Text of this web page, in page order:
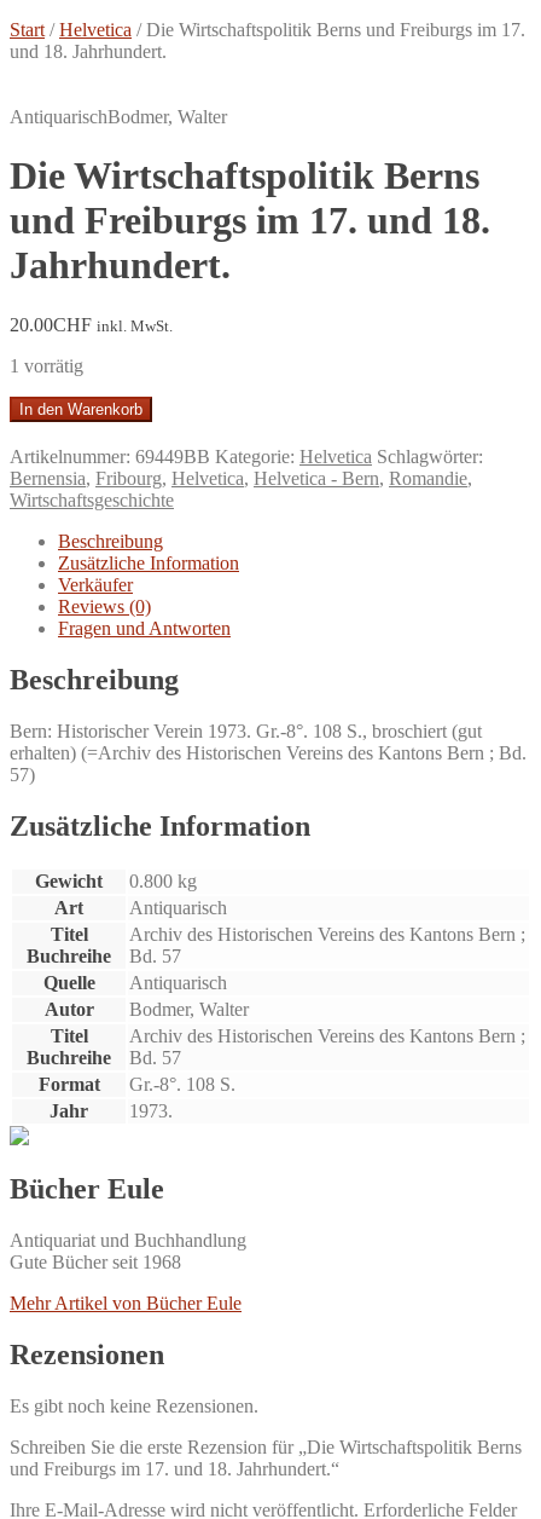
Start /Helvetica /Die Wirtschaftspolitik Berns und Freiburgs im 17.
und 18. Jahrhundert.
AntiquarischBodmer, Walter
Die Wirtschaftspolitik Berns
und Freiburgs im 17. und 18.
Jahrhundert.
20.00CHF inkl. MwSt.
1 vorrätig
Die
Wirtschaftspolitik
Berns
und
Freiburgs
im
Jahrhundert.
Menge
In den Warenkorb
Artikelnummer: 69449BB Kategorie: Helvetica Schlagwörter:
Bernensia, Fribourg, Helvetica, Helvetica - Bern, Romandie,
Wirtschaftsgeschichte
Beschreibung
Zusätzliche Information
Verkäufer
Reviews (0)
Fragen und Antworten
Beschreibung
Bern: Historischer Verein 1973. Gr.-8°. 108 S., broschiert (gut
erhalten) (=Archiv des Historischen Vereins des Kantons Bern ; Bd.
57)
Zusätzliche Information
Gewicht
0.800 kg
Art
Antiquarisch
Titel
Buchreihe
Archiv des Historischen Vereins des Kantons Bern ;
Bd. 57
Quelle
Antiquarisch
Autor
Bodmer, Walter
Titel
Buchreihe
Archiv des Historischen Vereins des Kantons Bern ;
Bd. 57
Format
Gr.-8°. 108 S.
Jahr
1973.
Bücher Eule
Antiquariat und Buchhandlung
Gute Bücher seit 1968
Mehr Artikel von Bücher Eule
Rezensionen
Es gibt noch keine Rezensionen.
Schreiben Sie die erste Rezension für „Die Wirtschaftspolitik Berns
und Freiburgs im 17. und 18. Jahrhundert.“
Ihre E-Mail-Adresse wird nicht veröffentlicht. Erforderliche Felder